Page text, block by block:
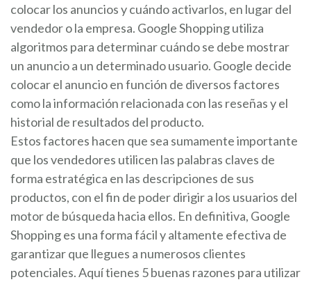
colocar los anuncios y cuándo activarlos, en lugar del
vendedor o la empresa. Google Shopping utiliza
algoritmos para determinar cuándo se debe mostrar
un anuncio a un determinado usuario. Google decide
colocar el anuncio en función de diversos factores
como la información relacionada con las reseñas y el
historial de resultados del producto.
Estos factores hacen que sea sumamente importante
que los vendedores utilicen las palabras claves de
forma estratégica en las descripciones de sus
productos, con el fin de poder dirigir a los usuarios del
motor de búsqueda hacia ellos. En definitiva, Google
Shopping es una forma fácil y altamente efectiva de
garantizar que llegues a numerosos clientes
potenciales. Aquí tienes 5 buenas razones para utilizar